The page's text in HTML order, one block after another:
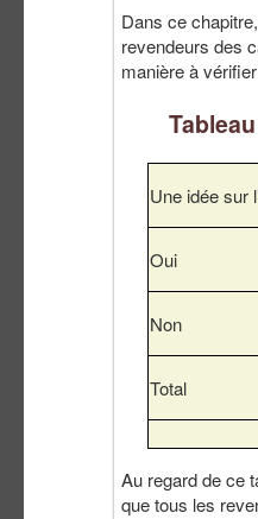
Dans ce
revendeurs des
manière à
Une idée sur
Oui
Non
Total
Au regard de ce
que tous les